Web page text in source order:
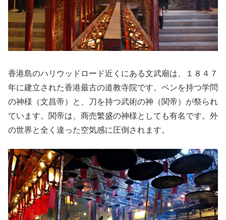
香港島のハリウッドロード近くにある文武廟は、１８４７
年に建立された香港最古の道教寺院です。ペンを持つ学問
の神様（文昌帝）と、刀を持つ武術の神（関帝）が祭られ
ています。関帝は、商売繁盛の神様としても有名です。外
の世界と全く違った空気感に圧倒されます。